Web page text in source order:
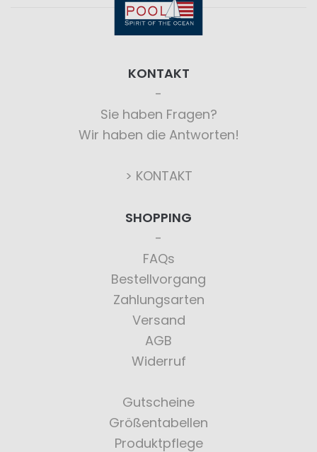
KONTAKT
Sie haben Fragen?
Wir haben die Antworten!
> KONTAKT
SHOPPING
FAQs
Bestellvorgang
Zahlungsarten
Versand
AGB
Widerruf
Gutscheine
Größentabellen
Produktpflege